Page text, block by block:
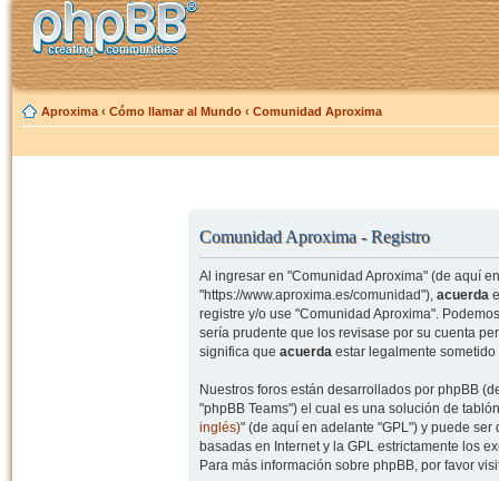
Aproxima ‹ Cómo llamar al Mundo ‹ Comunidad Aproxima
Comunidad Aproxima - Registro
Al ingresar en "Comunidad Aproxima" (de aquí
"https://www.aproxima.es/comunidad"), acuerda
registre y/o use "Comunidad Aproxima".
sería prudente que los revisase por su cuenta
significa que acuerdaestar legalmente sometido
Nuestros foros están desarrollados por phpBB
"phpBB Teams") el cual es una solución de
inglés)" (de aquí en adelante "GPL") y puede
basadas en Internet y la GPL estrictamente los
Para más información sobre phpBB, por favor